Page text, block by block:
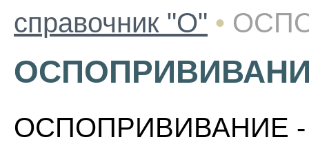
справочник "О" •
ОСПОПРИВИВАНИЕ -